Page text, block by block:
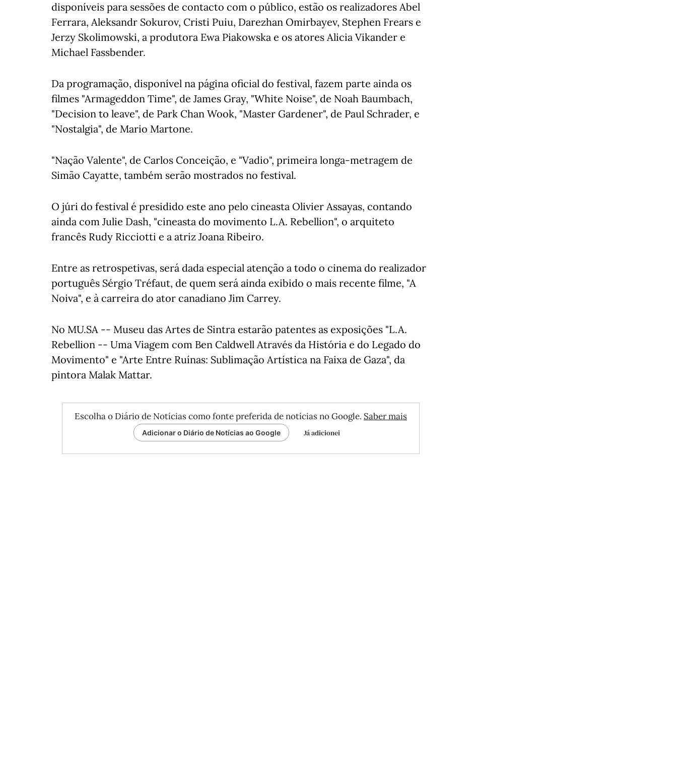
disponíveis para sessões de contacto com o público, estão os realizadores Abel
Ferrara, Aleksandr Sokurov, Cristi Puiu, Darezhan Omirbayev, Stephen Frears e
Jerzy Skolimowski, a produtora Ewa Piakowska e os atores Alicia Vikander e
Michael Fassbender.
Da programação, disponível na página oficial do festival, fazem parte ainda os
filmes "Armageddon Time", de James Gray, "White Noise", de Noah Baumbach,
"Decision to leave", de Park Chan Wook, "Master Gardener", de Paul Schrader, e
"Nostalgia", de Mario Martone.
"Nação Valente", de Carlos Conceição, e "Vadio", primeira longa-metragem de
Simão Cayatte, também serão mostrados no festival.
O júri do festival é presidido este ano pelo cineasta Olivier Assayas, contando
ainda com Julie Dash, "cineasta do movimento L.A. Rebellion", o arquiteto
francês Rudy Ricciotti e a atriz Joana Ribeiro.
Entre as retrospetivas, será dada especial atenção a todo o cinema do realizador
português Sérgio Tréfaut, de quem será ainda exibido o mais recente filme, "A
Noiva", e à carreira do ator canadiano Jim Carrey.
No MU.SA -- Museu das Artes de Sintra estarão patentes as exposições "L.A.
Rebellion -- Uma Viagem com Ben Caldwell Através da História e do Legado do
Movimento" e "Arte Entre Ruínas: Sublimação Artística na Faixa de Gaza", da
pintora Malak Mattar.
Escolha o Diário de Notícias como fonte preferida de notícias no Google. Saber mais
Adicionar o Diário de Notícias ao Google Já adicionei